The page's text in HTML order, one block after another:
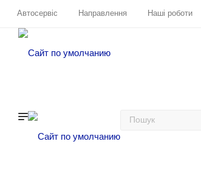
Автосервіс Направлення Наші роботи